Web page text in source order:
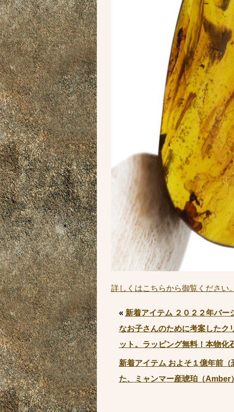
詳しくはこちらから御覧ください。
« 新着アイテム ２０２２年バー
なお子さんのために考案したク
ット。ラッピング無料！本物化
新着アイテム およそ１億年前
た、ミャンマー産琥珀（Amber）